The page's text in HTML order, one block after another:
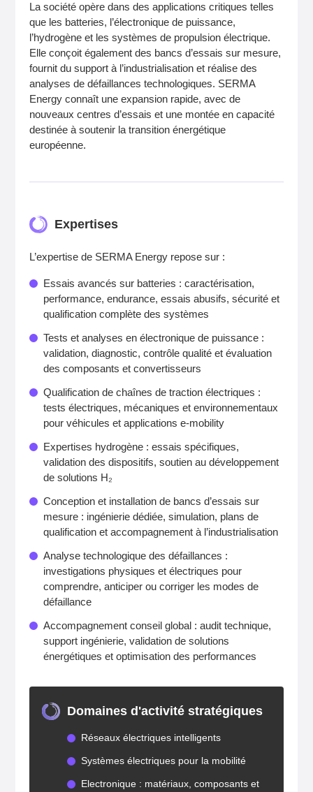
La société opère dans des applications critiques telles
que les batteries, l’électronique de puissance,
l’hydrogène et les systèmes de propulsion électrique.
Elle conçoit également des bancs d’essais sur mesure,
fournit du support à l’industrialisation et réalise des
analyses de défaillances technologiques. SERMA
Energy connaît une expansion rapide, avec de
nouveaux centres d’essais et une montée en capacité
destinée à soutenir la transition énergétique
européenne.
Expertises
L’expertise de SERMA Energy repose sur :
Essais avancés sur batteries : caractérisation,
performance, endurance, essais abusifs, sécurité et
qualification complète des systèmes
Tests et analyses en électronique de puissance :
validation, diagnostic, contrôle qualité et évaluation
des composants et convertisseurs
Qualification de chaînes de traction électriques :
tests électriques, mécaniques et environnementaux
pour véhicules et applications e‑mobility
Expertises hydrogène : essais spécifiques,
validation des dispositifs, soutien au développement
de solutions H₂
Conception et installation de bancs d’essais sur
mesure : ingénierie dédiée, simulation, plans de
qualification et accompagnement à l’industrialisation
Analyse technologique des défaillances :
investigations physiques et électriques pour
comprendre, anticiper ou corriger les modes de
défaillance
Accompagnement conseil global : audit technique,
support ingénierie, validation de solutions
énergétiques et optimisation des performances
Domaines d'activité stratégiques
Réseaux électriques intelligents
Systèmes électriques pour la mobilité
Electronique : matériaux, composants et